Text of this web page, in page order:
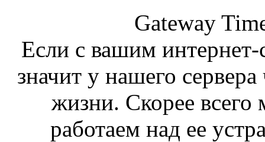
Gateway
Если с вашим интернет-
значит у нашего
жизни. Скорее
работаем над ее